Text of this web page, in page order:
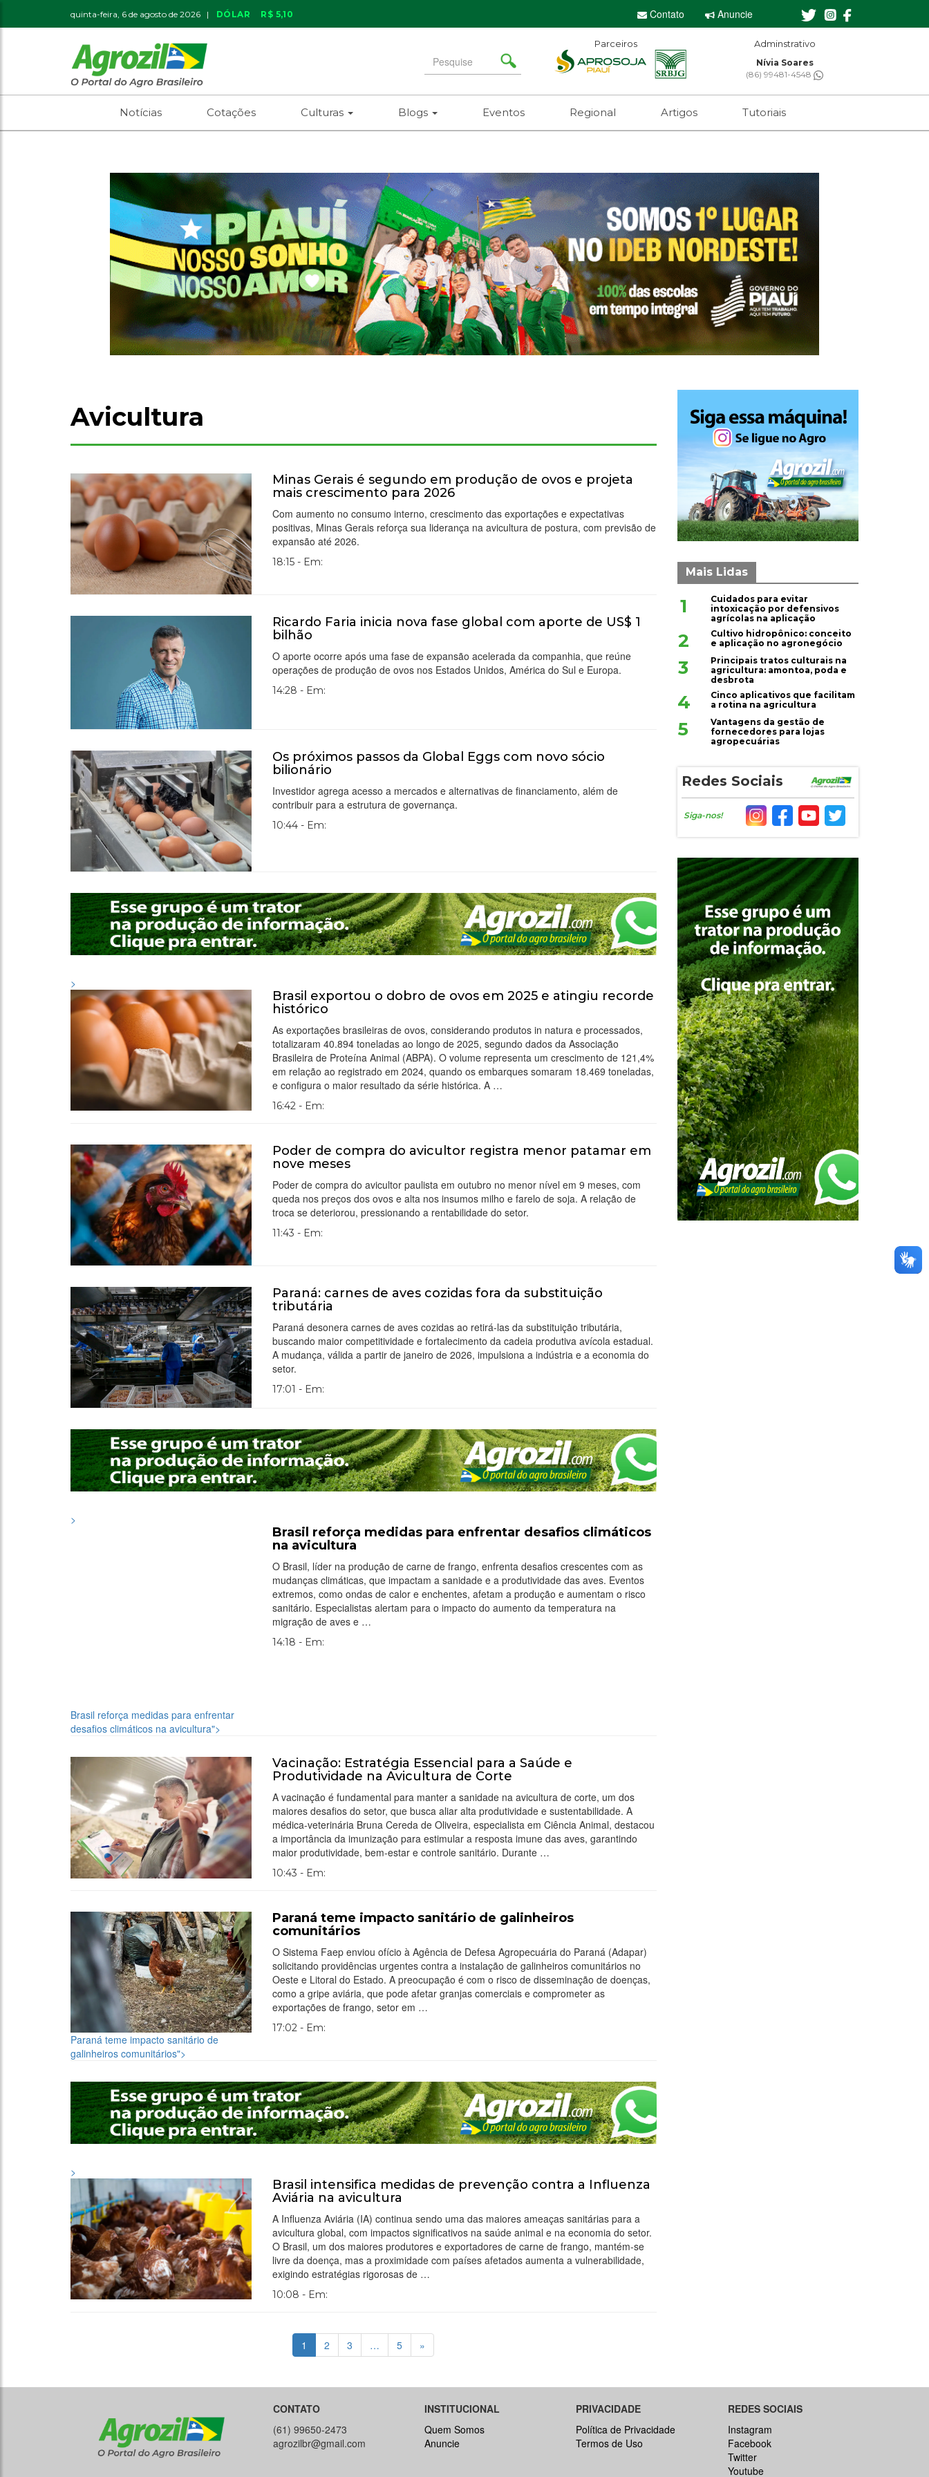
quinta-feira, 6 de agosto de 2026 | DÓLAR R$ 5,10 Contato Anuncie
Search
for
Parceiros Editor-chefe
Sebastian Eugênio
(61) 99650-2473
Notícias Cotações Culturas Blogs Eventos Regional Artigos Tutoriais
Avicultura
Minas Gerais é segundo em produção de ovos e projeta
mais crescimento para 2026
Com aumento no consumo interno, crescimento das exportações e expectativas
positivas, Minas Gerais reforça sua liderança na avicultura de postura, com previsão de
expansão até 2026.
18:15 - Em:
Ricardo Faria inicia nova fase global com aporte de US$ 1
bilhão
O aporte ocorre após uma fase de expansão acelerada da companhia, que reúne
operações de produção de ovos nos Estados Unidos, América do Sul e Europa.
14:28 - Em:
Os próximos passos da Global Eggs com novo sócio
bilionário
Investidor agrega acesso a mercados e alternativas de financiamento, além de
contribuir para a estrutura de governança.
10:44 - Em:
>
Brasil exportou o dobro de ovos em 2025 e atingiu recorde
histórico
As exportações brasileiras de ovos, considerando produtos in natura e processados,
totalizaram 40.894 toneladas ao longo de 2025, segundo dados da Associação
Brasileira de Proteína Animal (ABPA). O volume representa um crescimento de 121,4%
em relação ao registrado em 2024, quando os embarques somaram 18.469 toneladas,
e configura o maior resultado da série histórica. A …
16:42 - Em:
Poder de compra do avicultor registra menor patamar em
nove meses
Poder de compra do avicultor paulista em outubro no menor nível em 9 meses, com
queda nos preços dos ovos e alta nos insumos milho e farelo de soja. A relação de
troca se deteriorou, pressionando a rentabilidade do setor.
11:43 - Em:
Paraná: carnes de aves cozidas fora da substituição
tributária
Paraná desonera carnes de aves cozidas ao retirá-las da substituição tributária,
buscando maior competitividade e fortalecimento da cadeia produtiva avícola estadual.
A mudança, válida a partir de janeiro de 2026, impulsiona a indústria e a economia do
setor.
17:01 - Em:
>
Brasil reforça medidas para enfrentar
desafios climáticos na avicultura">
Brasil reforça medidas para enfrentar desafios climáticos
na avicultura
O Brasil, líder na produção de carne de frango, enfrenta desafios crescentes com as
mudanças climáticas, que impactam a sanidade e a produtividade das aves. Eventos
extremos, como ondas de calor e enchentes, afetam a produção e aumentam o risco
sanitário. Especialistas alertam para o impacto do aumento da temperatura na
migração de aves e …
14:18 - Em:
Vacinação: Estratégia Essencial para a Saúde e
Produtividade na Avicultura de Corte
A vacinação é fundamental para manter a sanidade na avicultura de corte, um dos
maiores desafios do setor, que busca aliar alta produtividade e sustentabilidade. A
médica-veterinária Bruna Cereda de Oliveira, especialista em Ciência Animal, destacou
a importância da imunização para estimular a resposta imune das aves, garantindo
maior produtividade, bem-estar e controle sanitário. Durante …
10:43 - Em:
Paraná teme impacto sanitário de
galinheiros comunitários">
Paraná teme impacto sanitário de galinheiros
comunitários
O Sistema Faep enviou ofício à Agência de Defesa Agropecuária do Paraná (Adapar)
solicitando providências urgentes contra a instalação de galinheiros comunitários no
Oeste e Litoral do Estado. A preocupação é com o risco de disseminação de doenças,
como a gripe aviária, que pode afetar granjas comerciais e comprometer as
exportações de frango, setor em …
17:02 - Em:
>
Brasil intensifica medidas de prevenção contra a Influenza
Aviária na avicultura
A Influenza Aviária (IA) continua sendo uma das maiores ameaças sanitárias para a
avicultura global, com impactos significativos na saúde animal e na economia do setor.
O Brasil, um dos maiores produtores e exportadores de carne de frango, mantém-se
livre da doença, mas a proximidade com países afetados aumenta a vulnerabilidade,
exigindo estratégias rigorosas de …
10:08 - Em:
1 2 3 … 5 »
Mais Lidas
1
Cuidados para evitar
intoxicação por defensivos
agrícolas na aplicação
2
Cultivo hidropônico: conceito
e aplicação no agronegócio
3
Principais tratos culturais na
agricultura: amontoa, poda e
desbrota
4
Cinco aplicativos que facilitam
a rotina na agricultura
5
Vantagens da gestão de
fornecedores para lojas
agropecuárias
Redes Sociais
Siga-nos!
CONTATO
(61) 99650-2473
agrozilbr@gmail.com
INSTITUCIONAL
Quem Somos
Anuncie
PRIVACIDADE
Política de Privacidade
Termos de Uso
REDES SOCIAIS
Instagram
Facebook
Twitter
Youtube